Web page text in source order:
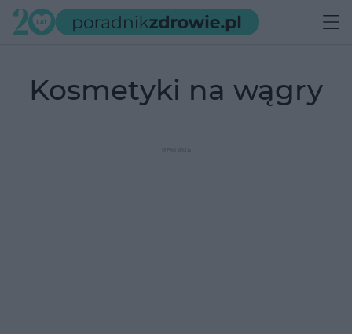
kosmetyki na wągry